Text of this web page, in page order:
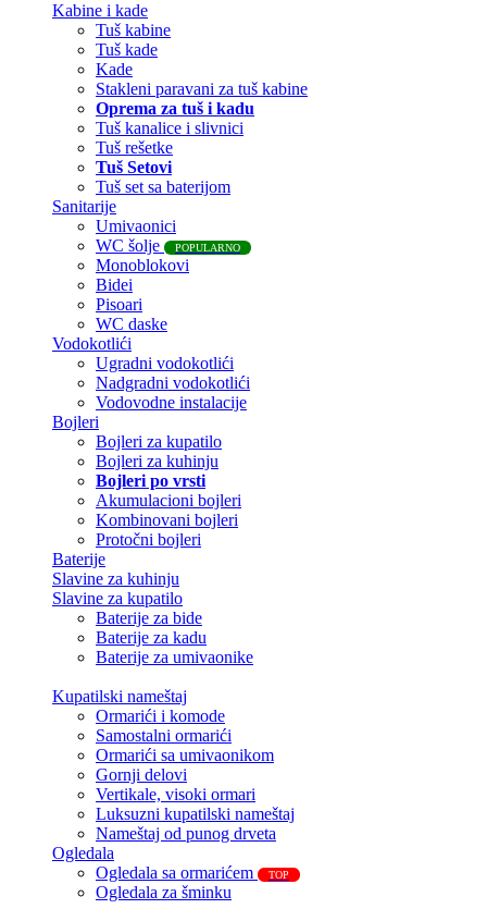
Kabine i kade
Tuš kabine
Tuš kade
Kade
Stakleni paravani za tuš kabine
Oprema za tuš i kadu
Tuš kanalice i slivnici
Tuš rešetke
Tuš Setovi
Tuš set sa baterijom
Sanitarije
Umivaonici
WC šolje
POPULARNO
Monoblokovi
Bidei
Pisoari
WC daske
Vodokotlići
Ugradni vodokotlići
Nadgradni vodokotlići
Vodovodne instalacije
Bojleri
Bojleri za kupatilo
Bojleri za kuhinju
Bojleri po vrsti
Akumulacioni bojleri
Kombinovani bojleri
Protočni bojleri
Baterije
Slavine za kuhinju
Slavine za kupatilo
Baterije za bide
Baterije za kadu
Baterije za umivaonike
Kupatilski nameštaj
Ormarići i komode
Samostalni ormarići
Ormarići sa umivaonikom
Gornji delovi
Vertikale, visoki ormari
Luksuzni kupatilski nameštaj
Nameštaj od punog drveta
Ogledala
Ogledala sa ormarićem
TOP
Ogledala za šminku